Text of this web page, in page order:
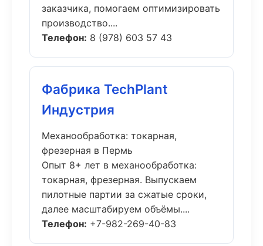
заказчика, помогаем оптимизировать
производство....
Телефон: 8 (978) 603 57 43
Фабрика TechPlant
Индустрия
Механообработка: токарная,
фрезерная в Пермь
Опыт 8+ лет в механообработка:
токарная, фрезерная. Выпускаем
пилотные партии за сжатые сроки,
далее масштабируем объёмы....
Телефон: +7-982-269-40-83